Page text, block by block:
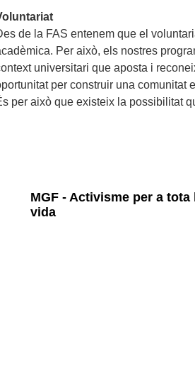
de la FAS entenem que el
Per això, els nostres
universitari que aposta i
per construir una comunitat
per això que existeix la possibilitat
MGF - Activisme per a tota
vida